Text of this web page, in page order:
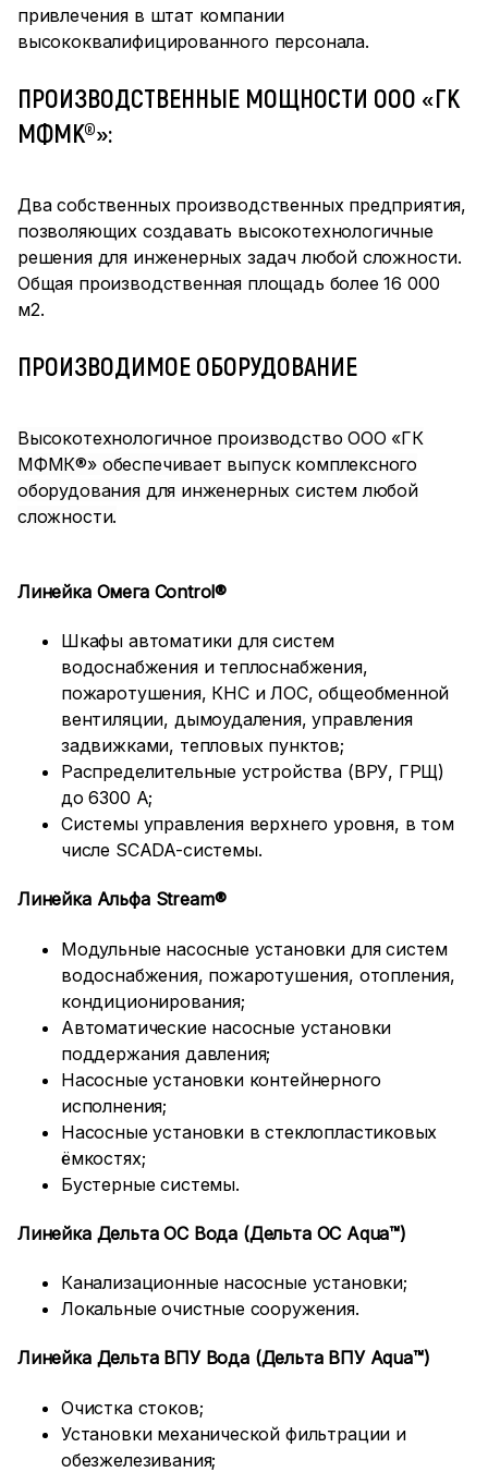
привлечения в штат компании
высококвалифицированного персонала.
ПРОИЗВОДСТВЕННЫЕ МОЩНОСТИ ООО «ГК
МФМК®»:
Два собственных производственных предприятия,
позволяющих создавать высокотехнологичные
решения для инженерных задач любой сложности.
Общая производственная площадь более 16 000
м2.
ПРОИЗВОДИМОЕ ОБОРУДОВАНИЕ
Высокотехнологичное производство ООО «ГК
МФМК®» обеспечивает выпуск комплексного
оборудования для инженерных систем любой
сложности.
Линейка Омега Control®
Шкафы автоматики для систем
водоснабжения и теплоснабжения,
пожаротушения, КНС и ЛОС, общеобменной
вентиляции, дымоудаления, управления
задвижками, тепловых пунктов;
Распределительные устройства (ВРУ, ГРЩ)
до 6300 А;
Системы управления верхнего уровня, в том
числе SCADA-системы.
Линейка Альфа Stream®
Модульные насосные установки для систем
водоснабжения, пожаротушения, отопления,
кондиционирования;
Автоматические насосные установки
поддержания давления;
Насосные установки контейнерного
исполнения;
Насосные установки в стеклопластиковых
ёмкостях;
Бустерные системы.
Линейка Дельта ОС Вода (Дельта ОС Aqua™)
Канализационные насосные установки;
Локальные очистные сооружения.
Линейка Дельта ВПУ Вода (Дельта ВПУ Aqua™)
Очистка стоков;
Установки механической фильтрации и
обезжелезивания;